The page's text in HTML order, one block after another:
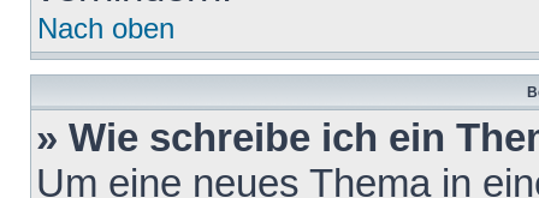
Nach oben
» Wie schreibe ich ein
Um eine neues Thema in